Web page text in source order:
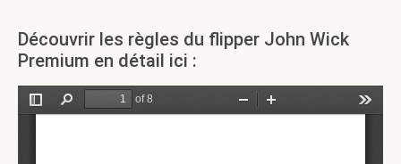
Découvrir les règles du flipper John Wick
Premium en détail ici :